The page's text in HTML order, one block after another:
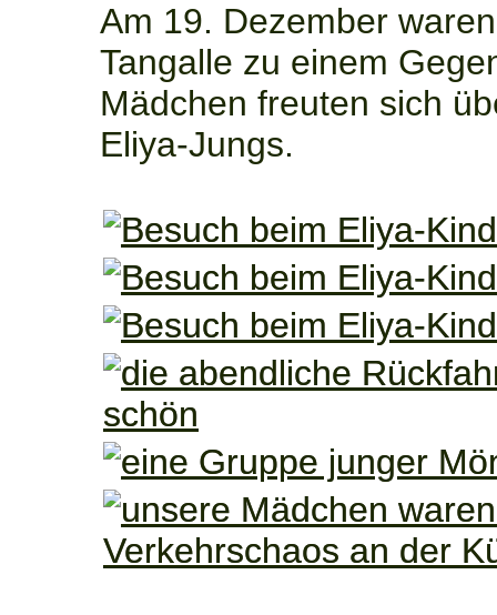
Am 19. Dezember
Tangalle zu einem
Mädchen freuten sich
Eliya-Jungs.